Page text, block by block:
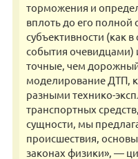
торможения и
вплоть до его полной
субъективности (как
события очевидцами)
точные, чем
моделирование ДТП,
разными технико-
транспортных
сущности, мы
происшествия,
законах физики», —